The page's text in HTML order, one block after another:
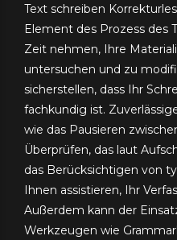
Text schreiben
Element des Prozess des
Zeit nehmen, Ihre
untersuchen und zu
sicherstellen, dass Ihr
fachkundig ist.
wie das Pausieren
Überprüfen, das laut
das Berücksichtigen von
Ihnen assistieren, Ihr
Außerdem kann der
Werkzeugen wie